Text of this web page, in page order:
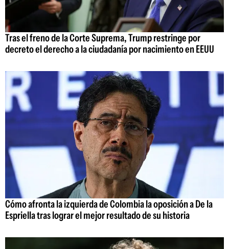
Tras el freno de la Corte Suprema, Trump restringe por
decreto el derecho a la ciudadanía por nacimiento en EEUU
Cómo afronta la izquierda de Colombia la oposición a De la
Espriella tras lograr el mejor resultado de su historia